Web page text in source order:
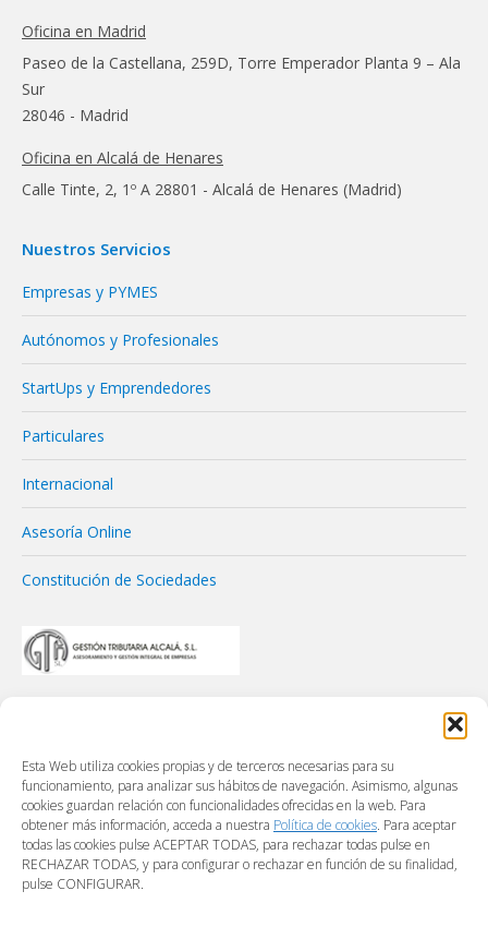
Esta Web utiliza cookies propias y de terceros necesarias para su
funcionamiento, para analizar sus hábitos de navegación. Asimismo, algunas
cookies guardan relación con funcionalidades ofrecidas en la web. Para
obtener más información, acceda a nuestra Política de cookies. Para aceptar
todas las cookies pulse ACEPTAR TODAS, para rechazar todas pulse en
RECHAZAR TODAS, y para configurar o rechazar en función de su finalidad,
pulse CONFIGURAR.
Oficina en Madrid
Paseo de la Castellana, 259D, Torre Emperador Planta 9 – Ala
Sur
28046 - Madrid
Oficina en Alcalá de Henares
Calle Tinte, 2, 1º A 28801 - Alcalá de Henares (Madrid)
Nuestros Servicios
Empresas y PYMES
Autónomos y Profesionales
StartUps y Emprendedores
Particulares
Internacional
Asesoría Online
Constitución de Sociedades